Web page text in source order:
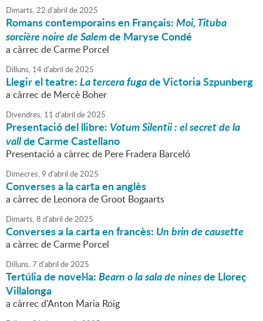
Dimarts,22 d'abril de2025
Romans contemporains en Français:Moi, Tituba
sorcière noire de Salemde Maryse Condé
a càrrec de Carme Porcel
Dilluns, 14d'abril de2025
Llegir el teatre:La tercera fugade Victoria Szpunberg
a càrrec de Mercè Boher
Divendres, 11 d'abril de2025
Presentació del llibre: Votum Silentii : el secret de la
vallde Carme Castellano
Presentació a càrrec de Pere Fradera Barceló
Dimecres,9 d'abril de2025
Converses a la carta en anglès
a càrrec de Leonora de Groot Bogaarts
Dimarts,8 d'abril de2025
Converses a la carta en francès: Un brin de causette
a càrrec de Carme Porcel
Dilluns,7 d'abril de2025
Tertúlia de novel·la:Bearn o la sala de ninesde Lloreç
Villalonga
a càrrec d'Anton Maria Roig